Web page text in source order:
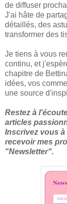
de diffuser
J'ai hâte de
détaillés, des
transformer des
Je tiens à vous
continu, et
chapitre de
idées, vos
une source
Restez à
articles
Inscrivez vous
recevoir mes
"Newsletter".